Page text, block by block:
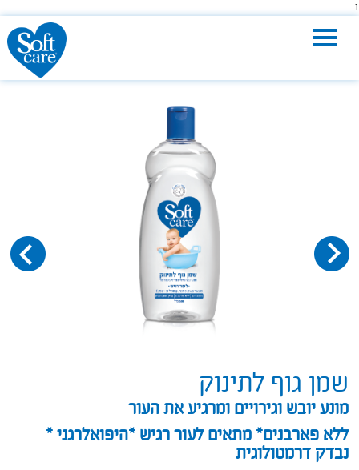
Toggle
שמן גוף לתינוק
מונע יובש וגירויים ומרגיע את העור
ללא פארבנים* מתאים לעור רגיש *היפואלרגני *
נבדק דרמטולוגית